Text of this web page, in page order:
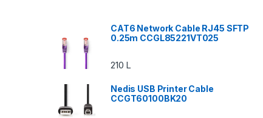
CAT6 Network Cable RJ45 SFTP
0.25m CCGL85221VT025
210 L
Nedis USB Printer Cable
CCGT60100BK20